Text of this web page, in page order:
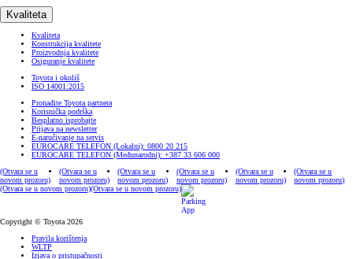
Kvaliteta
Kvaliteta
Konstrukcija kvalitete
Proizvodnja kvalitete
Osiguranje kvalitete
Toyota i okoliš
ISO 14001:2015
Pronađite Toyota partnera
Korisnička podrška
Besplatno isprobajte
Prijava na newsletter
E-naručivanje na servis
EUROCARE TELEFON (Lokalni): 0800 20 215
EUROCARE TELEFON (Međunarodni): +387 33 606 000
(Otvara se u
novom prozoru)
(Otvara se u
novom prozoru)
(Otvara se u
novom prozoru)
(Otvara se u
novom prozoru)
(Otvara se u
novom prozoru)
(Otvara se u
novom prozoru)
(Otvara se u novom prozoru)(Otvara se u novom prozoru)
Copyright © Toyota 2026
Pravila korištenja
WLTP
Izjava o pristupačnosti